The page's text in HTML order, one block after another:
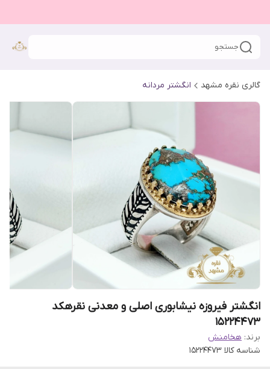
جستجو
گالری نقره مشهد انگشتر مردانه
انگشتر فیروزه نیشابوری اصلی و معدنی نقرهکد
15224473
برند: هخامنش
شناسه کالا 15224473